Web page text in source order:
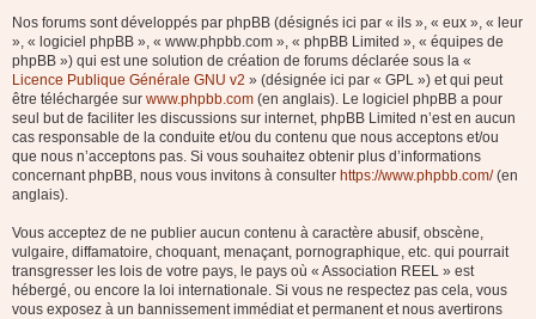
Nos forums sont développés par phpBB (désignés ici par « ils », « eux », « leur
», « logiciel phpBB », « www.phpbb.com », « phpBB Limited », « équipes de
phpBB ») qui est une solution de création de forums déclarée sous la «
Licence Publique Générale GNU v2 » (désignée ici par « GPL ») et qui peut
être téléchargée sur www.phpbb.com (en anglais). Le logiciel phpBB a pour
seul but de faciliter les discussions sur internet, phpBB Limited n’est en aucun
cas responsable de la conduite et/ou du contenu que nous acceptons et/ou
que nous n’acceptons pas. Si vous souhaitez obtenir plus d’informations
concernant phpBB, nous vous invitons à consulter https://www.phpbb.com/(en
anglais).
Vous acceptez de ne publier aucun contenu à caractère abusif, obscène,
vulgaire, diffamatoire, choquant, menaçant, pornographique, etc. qui pourrait
transgresser les lois de votre pays, le pays où « Association REEL » est
hébergé, ou encore la loi internationale. Si vous ne respectez pas cela, vous
vous exposez à un bannissement immédiat et permanent et nous avertirons